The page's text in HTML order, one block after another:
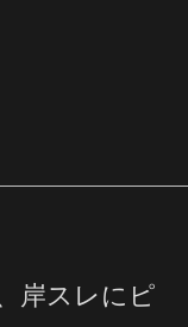
岸スレにピ